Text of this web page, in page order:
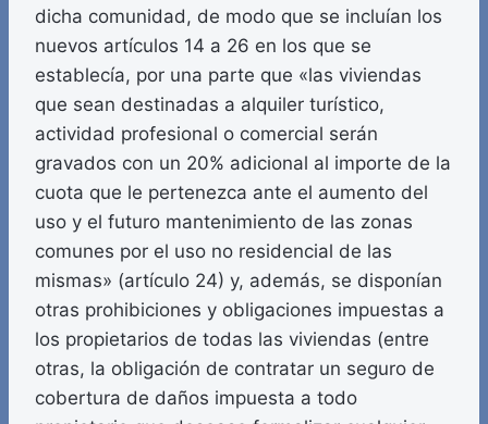
dicha comunidad, de modo que se incluían los
nuevos artículos 14 a 26 en los que se
establecía, por una parte que «las viviendas
que sean destinadas a alquiler turístico,
actividad profesional o comercial serán
gravados con un 20% adicional al importe de la
cuota que le pertenezca ante el aumento del
uso y el futuro mantenimiento de las zonas
comunes por el uso no residencial de las
mismas» (artículo 24) y, además, se disponían
otras prohibiciones y obligaciones impuestas a
los propietarios de todas las viviendas (entre
otras, la obligación de contratar un seguro de
cobertura de daños impuesta a todo